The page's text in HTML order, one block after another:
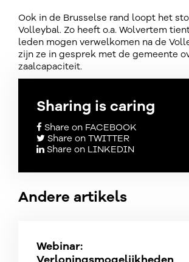
Ook in de Brusselse rand loopt het
Volleybal. Zo heeft o.a. Wolvertem
leden mogen verwelkomen na de
zijn ze in gesprek met de gemeente
zaalcapaciteit.
Sharing is caring
Share on FACEBOOK
Share on TWITTER
Share on LINKEDIN
Andere artikels
Webinar: